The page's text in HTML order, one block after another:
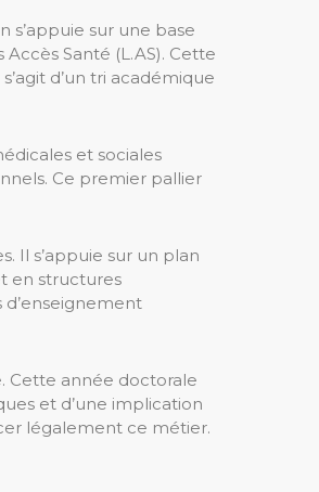
s’appuie sur une base
Santé (L.AS). Cette
d’un tri académique
et sociales
Ce premier pallier
Il s’appuie sur un plan
en structures
Cette année doctorale
et d’une implication
légalement ce métier.